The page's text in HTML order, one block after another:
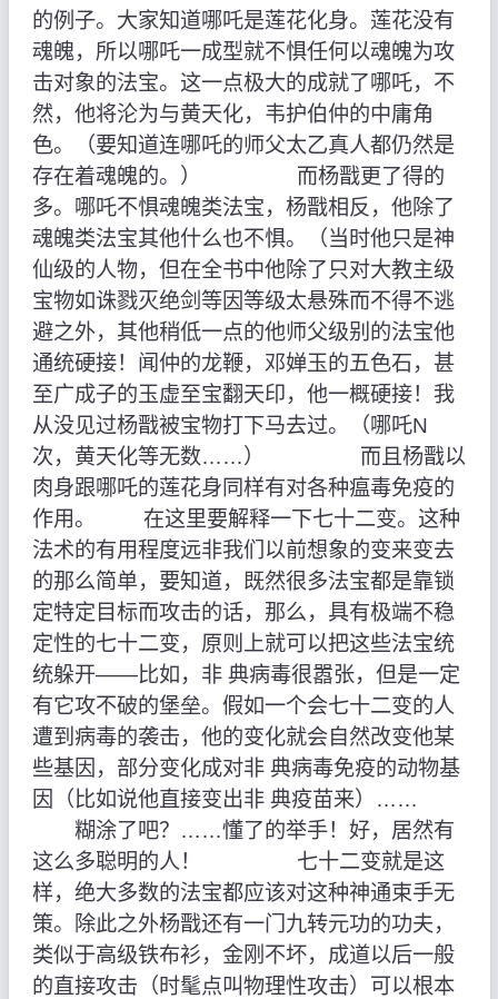
的例子。大家知道哪吒是莲花化身。莲花没有
魂魄，所以哪吒一成型就不惧任何以魂魄为攻
击对象的法宝。这一点极大的成就了哪吒，不
然，他将沦为与黄天化，韦护伯仲的中庸角
色。（要知道连哪吒的师父太乙真人都仍然是
存在着魂魄的。） 而杨戬更了得的
多。哪吒不惧魂魄类法宝，杨戬相反，他除了
魂魄类法宝其他什么也不惧。（当时他只是神
仙级的人物，但在全书中他除了只对大教主级
宝物如诛戮灭绝剑等因等级太悬殊而不得不逃
避之外，其他稍低一点的他师父级别的法宝他
通统硬接！闻仲的龙鞭，邓婵玉的五色石，甚
至广成子的玉虚至宝翻天印，他一概硬接！我
从没见过杨戬被宝物打下马去过。（哪吒N
次，黄天化等无数……） 而且杨戬以
肉身跟哪吒的莲花身同样有对各种瘟毒免疫的
作用。 在这里要解释一下七十二变。这种
法术的有用程度远非我们以前想象的变来变去
的那么简单，要知道，既然很多法宝都是靠锁
定特定目标而攻击的话，那么，具有极端不稳
定性的七十二变，原则上就可以把这些法宝统
统躲开——比如，非 典病毒很嚣张，但是一定
有它攻不破的堡垒。假如一个会七十二变的人
遭到病毒的袭击，他的变化就会自然改变他某
些基因，部分变化成对非 典病毒免疫的动物基
因（比如说他直接变出非 典疫苗来）……
糊涂了吧？……懂了的举手！好，居然有
这么多聪明的人！ 七十二变就是这
样，绝大多数的法宝都应该对这种神通束手无
策。除此之外杨戬还有一门九转元功的功夫，
类似于高级铁布衫，金刚不坏，成道以后一般
的直接攻击（时髦点叫物理性攻击）可以根本